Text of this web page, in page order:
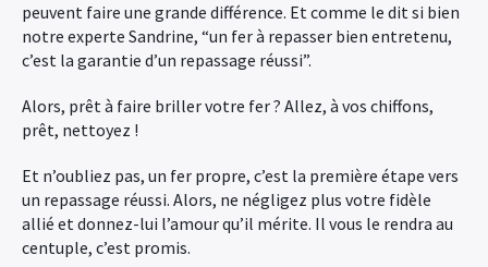
peuvent faire une grande différence. Et comme le dit si bien
notre experte Sandrine, “un fer à repasser bien entretenu,
c’est la garantie d’un repassage réussi”.
Alors, prêt à faire briller votre fer ? Allez, à vos chiffons,
prêt, nettoyez !
Et n’oubliez pas, un fer propre, c’est la première étape vers
un repassage réussi. Alors, ne négligez plus votre fidèle
allié et donnez-lui l’amour qu’il mérite. Il vous le rendra au
centuple, c’est promis.